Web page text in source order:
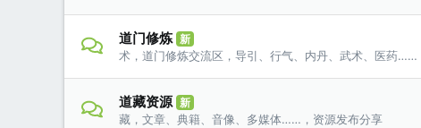
道门修炼 新
术，道门修炼交流区，导引、行气、内丹、武术、医药……
道藏资源 新
藏，文章、典籍、音像、多媒体……，资源发布分享